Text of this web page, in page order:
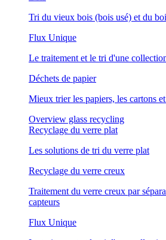
Tri du vieux bois (bois usé) et du
Flux Unique
Le traitement et le tri d'une
Déchets de papier
Mieux trier les papiers, les cartons
Overview glass recycling
Recyclage du verre plat
Les solutions de tri du verre plat
Recyclage du verre creux
Traitement du verre creux par
capteurs
Flux Unique